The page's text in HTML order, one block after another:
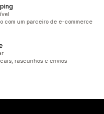
com um parceiro de e-commerce
rascunhos e envios